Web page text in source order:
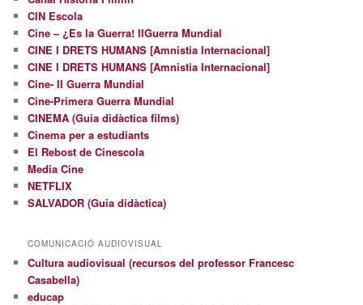
CIN Escola
Cine – ¿Es la Guerra! IIGuerra Mundial
CINE I DRETS HUMANS [Amnistia Internacional]
CINE I DRETS HUMANS [Amnistia Internacional]
Cine- II Guerra Mundial
Cine-Primera Guerra Mundial
CINEMA (Guia didàctica films)
Cinema per a estudiants
El Rebost de Cinescola
Media Cine
NETFLIX
SALVADOR (Guia didàctica)
COMUNICACIÓ AUDIOVISUAL
Cultura audiovisual (recursos del professor Francesc
Casabella)
educap